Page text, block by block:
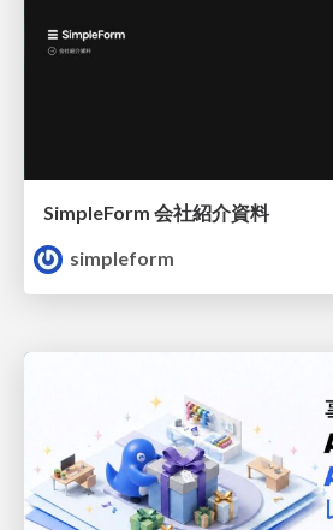
SimpleForm 会社紹介資料
simpleform